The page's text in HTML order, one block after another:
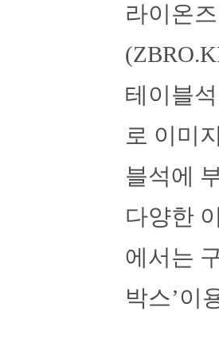
라이온
테이블
로 이미
블석에
다양한
에서는
박스’이